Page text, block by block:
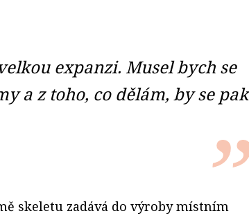
expanzi. Musel bych se
a z toho, co dělám, by se pak
skeletu zadává do výroby místním